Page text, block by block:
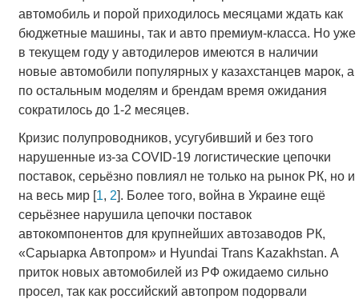
автомобиль и порой приходилось месяцами ждать как
бюджетные машины, так и авто премиум-класса. Но уже
в текущем году у автодилеров имеются в наличии
новые автомобили популярных у казахстанцев марок, а
по остальным моделям и брендам время ожидания
сократилось до 1-2 месяцев.
Кризис полупроводников, усугубивший и без того
нарушенные из-за COVID-19 логистические цепочки
поставок, серьёзно повлиял не только на рынок РК, но и
на весь мир [1, 2]. Более того, война в Украине ещё
серьёзнее нарушила цепочки поставок
автокомпонентов для крупнейших автозаводов РК,
«Сарыарка Автопром» и Hyundai Trans Kazakhstan. А
приток новых автомобилей из РФ ожидаемо сильно
просел, так как российский автопром подорвали